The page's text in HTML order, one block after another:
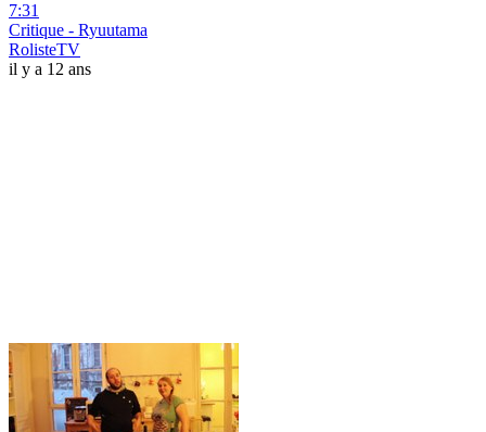
7:31
Critique - Ryuutama
RolisteTV
il y a 12 ans